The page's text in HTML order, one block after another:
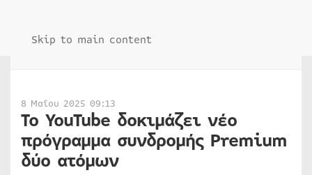
Skip to main content
8 Μαΐου 2025 09:13
Το YouTube δοκιμάζει νέο
πρόγραμμα συνδρομής Premium
δύο ατόμων